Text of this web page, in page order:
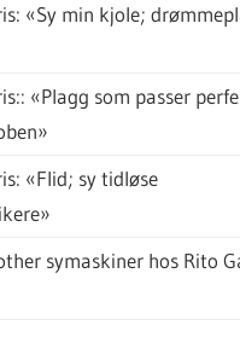
«Sy min kjole;
«Plagg som passer
«Flid; sy tidløse
symaskiner hos Rito